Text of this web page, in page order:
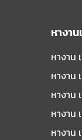
หางา
หางาน
หางาน
หางาน
หางาน
หางาน